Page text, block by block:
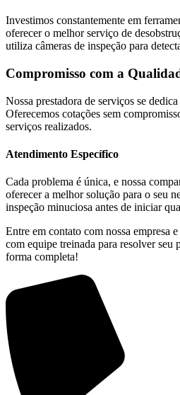
Investimos constantemente em
oferecer o melhor serviço de
utiliza câmeras de inspeção para
Compromisso com a
Nossa prestadora de serviços se
Oferecemos cotações sem
serviços realizados.
Atendimento Específico
Cada problema é única, e nossa
oferecer a melhor solução para o seu
inspeção minuciosa antes de iniciar
Entre em contato com nossa empresa
com equipe treinada para resolver seu
forma completa!